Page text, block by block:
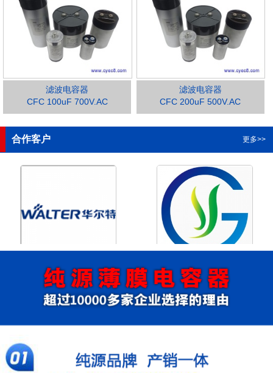
滤波电容器
CFC 100uF 700V.AC
滤波电容器
CFC 200uF 500V.AC
合作客户 更多>>
浙江华尔特机电股份有限公
司
浙江格瑶科技股份有限公司